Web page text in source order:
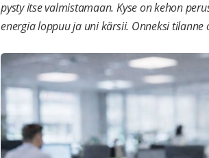
pysty itse valmistamaan. Kyse on kehon
energia loppuu ja uni kärsii. Onneksi